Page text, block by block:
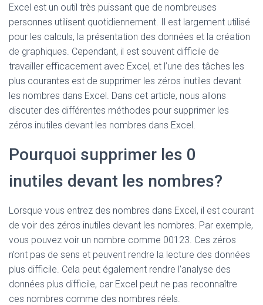
Excel est un outil très puissant que de nombreuses
personnes utilisent quotidiennement. Il est largement utilisé
pour les calculs, la présentation des données et la création
de graphiques. Cependant, il est souvent difficile de
travailler efficacement avec Excel, et l’une des tâches les
plus courantes est de supprimer les zéros inutiles devant
les nombres dans Excel. Dans cet article, nous allons
discuter des différentes méthodes pour supprimer les
zéros inutiles devant les nombres dans Excel.
Pourquoi supprimer les 0
inutiles devant les nombres?
Lorsque vous entrez des nombres dans Excel, il est courant
de voir des zéros inutiles devant les nombres. Par exemple,
vous pouvez voir un nombre comme 00123. Ces zéros
n’ont pas de sens et peuvent rendre la lecture des données
plus difficile. Cela peut également rendre l’analyse des
données plus difficile, car Excel peut ne pas reconnaître
ces nombres comme des nombres réels.